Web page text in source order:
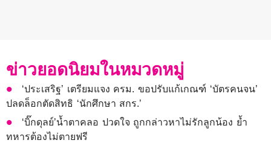
ข่าวยอดนิยมในหมวดหมู่
‘ประเสริฐ’ เตรียมแจง ครม. ขอปรับแก้เกณฑ์ ‘บัตรคนจน’
ปลดล็อกตัดสิทธิ ‘นักศึกษา สกร.’
‘บิ๊กดุลย์’น้ำตาคลอ ปวดใจ ถูกกล่าวหาไม่รักลูกน้อง ย้ำ
ทหารต้องไม่ตายฟรี